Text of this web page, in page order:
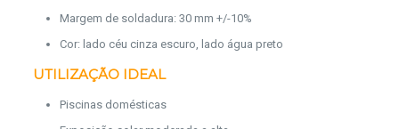
Margem de soldadura: 30 mm +/-10%
Cor: lado céu cinza escuro, lado água preto
UTILIZAÇÃO IDEAL
Piscinas domésticas